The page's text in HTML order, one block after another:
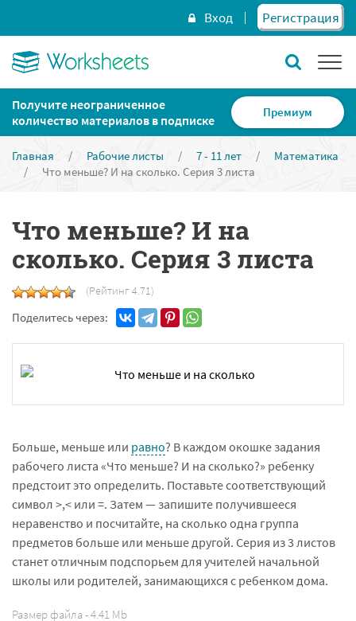
Вход Регистрация
Получите неограниченное
количество материалов в подписке
Премиум
Главная / Рабочие листы / 7 - 11 лет /
Математика
/
Что меньше? И на сколько. Серия 3 листа
Что меньше? И на
сколько. Серия 3 листа
(Рейтинг 4.71)
Поделитесь через:
Больше, меньше или равно? В каждом окошке задания
рабочего листа «Что меньше? И на сколько?» ребенку
предстоит это определить. Поставьте соответствующий
символ >,< или =. Затем — запишите получившееся
неравенство и посчитайте, на сколько одна группа
предметов больше или меньше другой. Серия из 3 листов
станет отличным подспорьем для учителей начальной
школы или родителей, занимающихся с ребенком дома.
Размер файла - 4.41 Mb